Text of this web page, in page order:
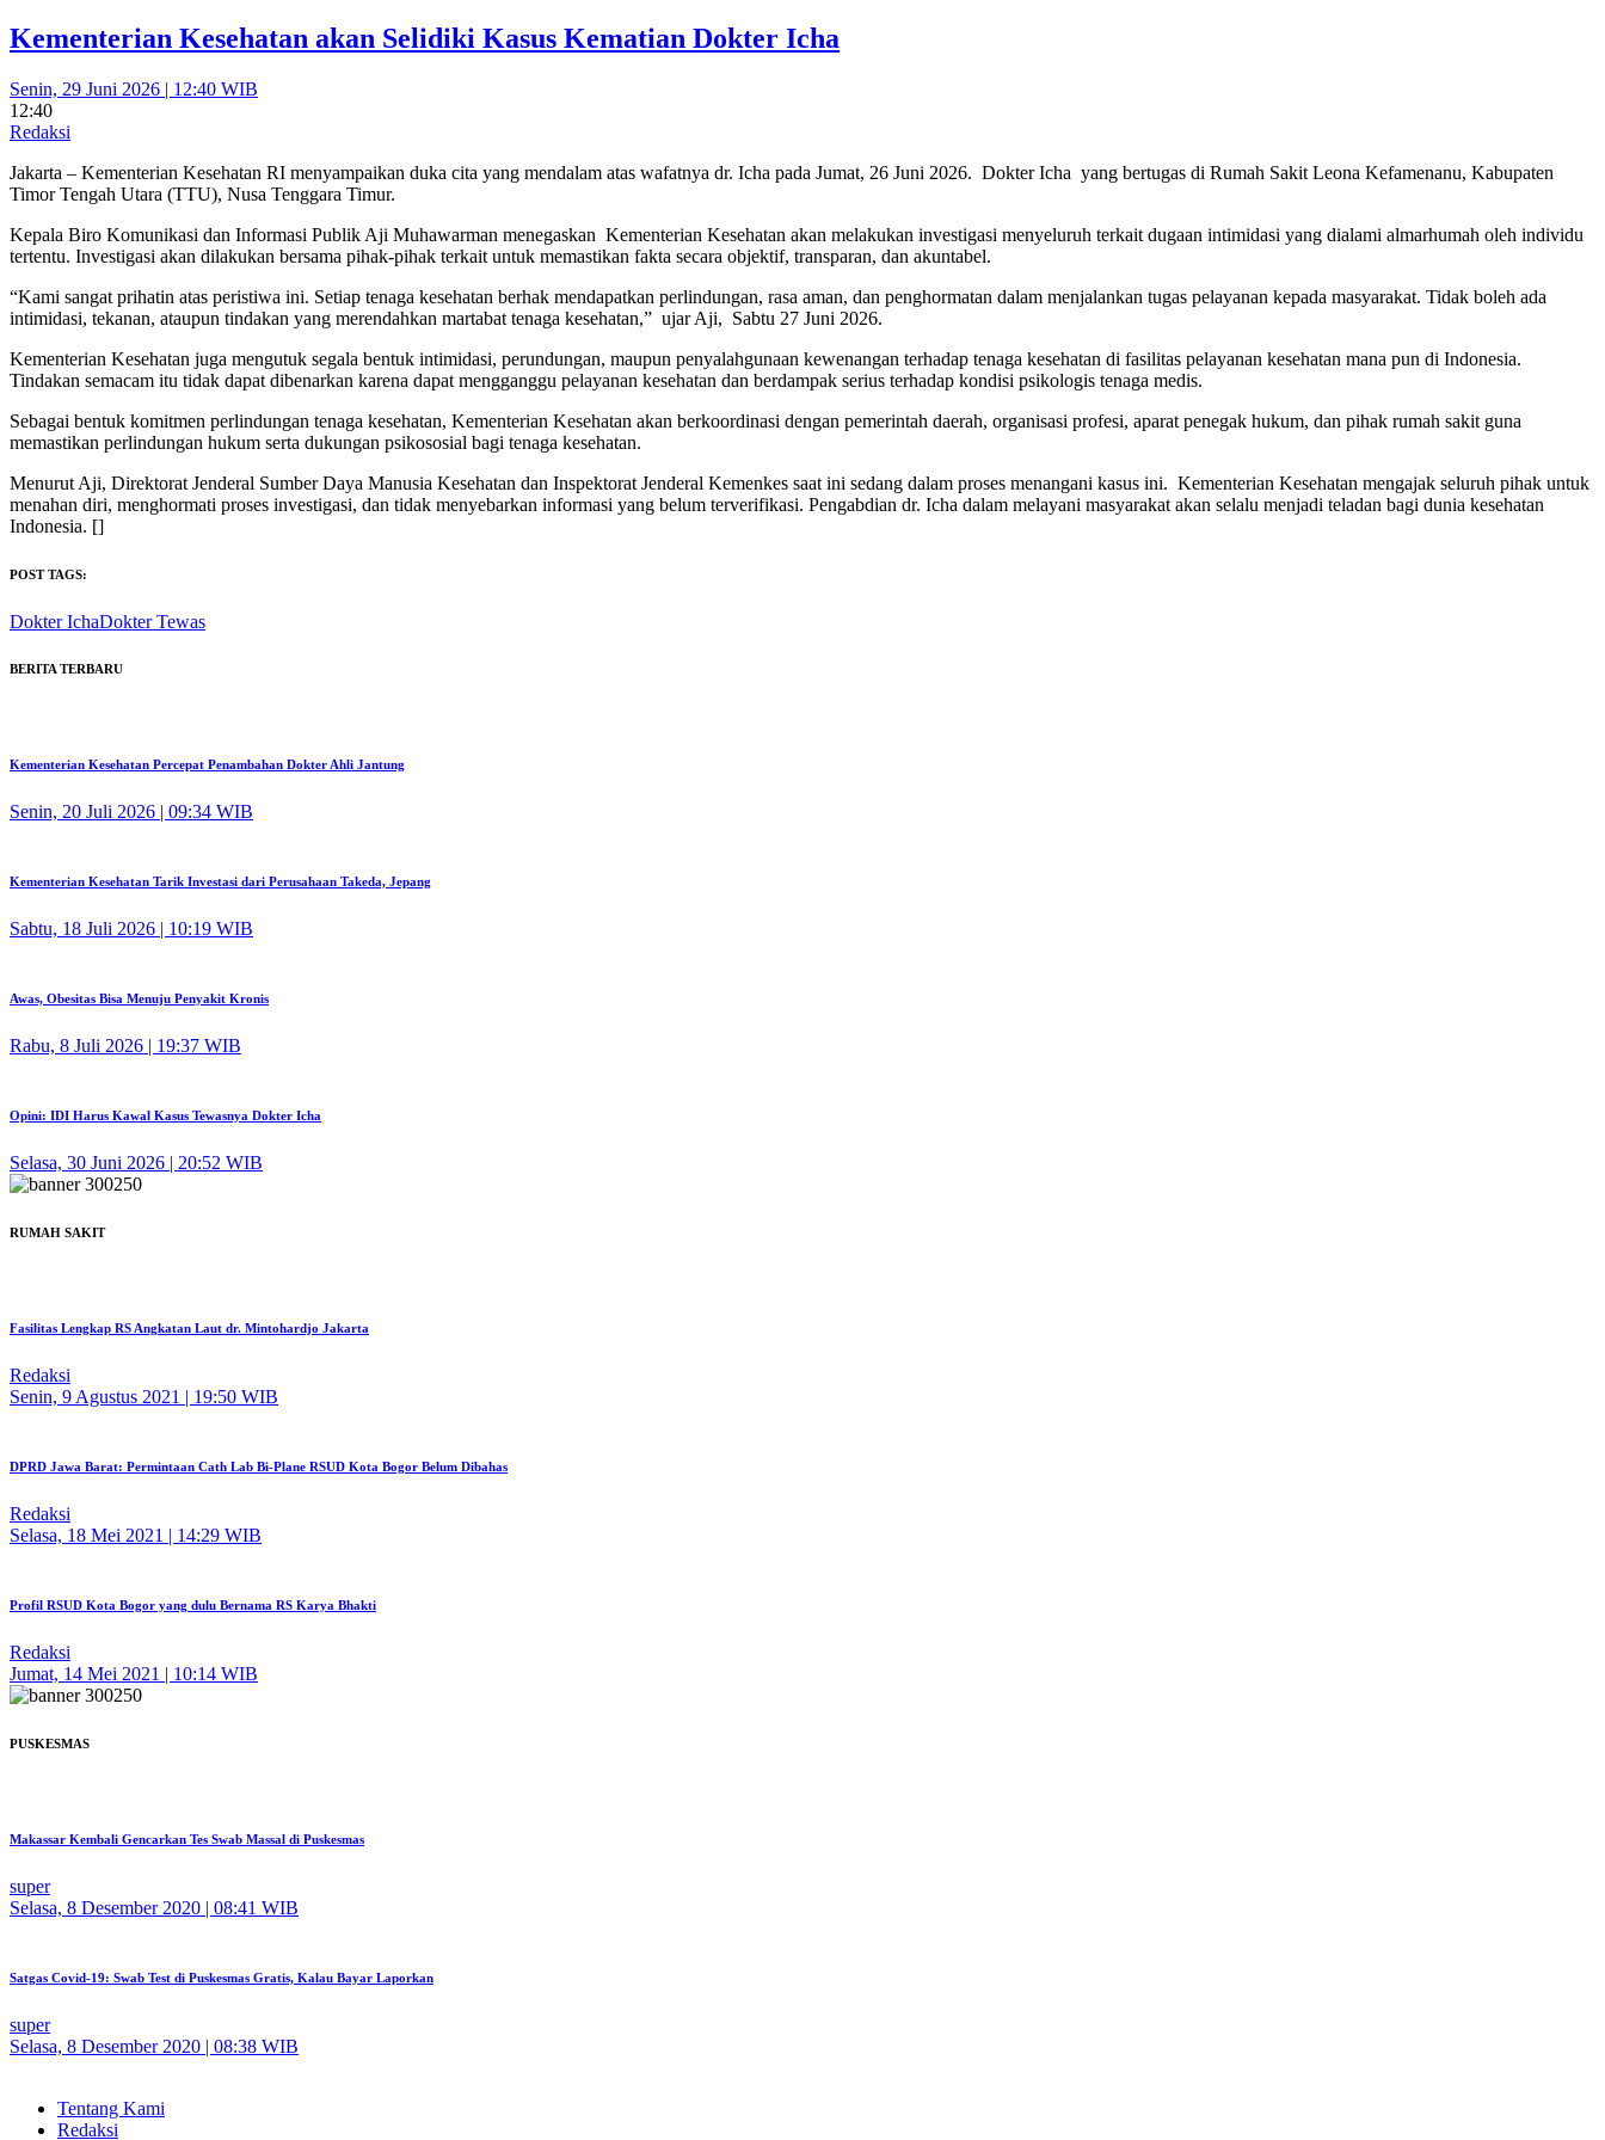
Kementerian Kesehatan akan Selidiki Kasus Kematian Dokter Icha
Senin, 29 Juni 2026 | 12:40 WIB
12:40
Redaksi
Jakarta – Kementerian Kesehatan RI menyampaikan duka cita yang mendalam atas wafatnya dr. Icha pada Jumat, 26 Juni 2026. Dokter Icha yang bertugas di Rumah Sakit Leona Kefamenanu, Kabupaten
Timor Tengah Utara (TTU), Nusa Tenggara Timur.
Kepala Biro Komunikasi dan Informasi Publik Aji Muhawarman menegaskan Kementerian Kesehatan akan melakukan investigasi menyeluruh terkait dugaan intimidasi yang dialami almarhumah oleh individu
tertentu. Investigasi akan dilakukan bersama pihak-pihak terkait untuk memastikan fakta secara objektif, transparan, dan akuntabel.
“Kami sangat prihatin atas peristiwa ini. Setiap tenaga kesehatan berhak mendapatkan perlindungan, rasa aman, dan penghormatan dalam menjalankan tugas pelayanan kepada masyarakat. Tidak boleh ada
intimidasi, tekanan, ataupun tindakan yang merendahkan martabat tenaga kesehatan,” ujar Aji, Sabtu 27 Juni 2026.
Kementerian Kesehatan juga mengutuk segala bentuk intimidasi, perundungan, maupun penyalahgunaan kewenangan terhadap tenaga kesehatan di fasilitas pelayanan kesehatan mana pun di Indonesia.
Tindakan semacam itu tidak dapat dibenarkan karena dapat mengganggu pelayanan kesehatan dan berdampak serius terhadap kondisi psikologis tenaga medis.
Sebagai bentuk komitmen perlindungan tenaga kesehatan, Kementerian Kesehatan akan berkoordinasi dengan pemerintah daerah, organisasi profesi, aparat penegak hukum, dan pihak rumah sakit guna
memastikan perlindungan hukum serta dukungan psikososial bagi tenaga kesehatan.
Menurut Aji, Direktorat Jenderal Sumber Daya Manusia Kesehatan dan Inspektorat Jenderal Kemenkes saat ini sedang dalam proses menangani kasus ini. Kementerian Kesehatan mengajak seluruh pihak untuk
menahan diri, menghormati proses investigasi, dan tidak menyebarkan informasi yang belum terverifikasi. Pengabdian dr. Icha dalam melayani masyarakat akan selalu menjadi teladan bagi dunia kesehatan
Indonesia. []
POST TAGS:
Dokter IchaDokter Tewas
BERITA TERBARU
Kementerian Kesehatan Percepat Penambahan Dokter Ahli Jantung
Senin, 20 Juli 2026 | 09:34 WIB
Kementerian Kesehatan Tarik Investasi dari Perusahaan Takeda, Jepang
Sabtu, 18 Juli 2026 | 10:19 WIB
Awas, Obesitas Bisa Menuju Penyakit Kronis
Rabu, 8 Juli 2026 | 19:37 WIB
Opini: IDI Harus Kawal Kasus Tewasnya Dokter Icha
Selasa, 30 Juni 2026 | 20:52 WIB
RUMAH SAKIT
Fasilitas Lengkap RS Angkatan Laut dr. Mintohardjo Jakarta
Redaksi
Senin, 9 Agustus 2021 | 19:50 WIB
DPRD Jawa Barat: Permintaan Cath Lab Bi-Plane RSUD Kota Bogor Belum Dibahas
Redaksi
Selasa, 18 Mei 2021 | 14:29 WIB
Profil RSUD Kota Bogor yang dulu Bernama RS Karya Bhakti
Redaksi
Jumat, 14 Mei 2021 | 10:14 WIB
PUSKESMAS
Makassar Kembali Gencarkan Tes Swab Massal di Puskesmas
super
Selasa, 8 Desember 2020 | 08:41 WIB
Satgas Covid-19: Swab Test di Puskesmas Gratis, Kalau Bayar Laporkan
super
Selasa, 8 Desember 2020 | 08:38 WIB
Tentang Kami
Redaksi